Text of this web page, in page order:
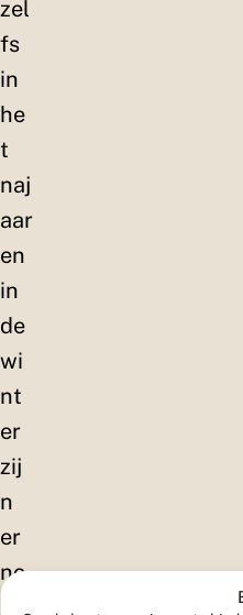
zel
fs
in
he
t
naj
aar
en
in
de
wi
nt
er
zij
n
er
no